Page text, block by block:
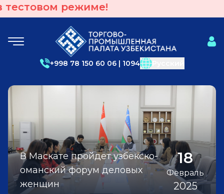
+998 78 150 60 06 | 1094
Анкета по изучению
потребностей предприятий,
имеющих экспортный рынок, в
расширении своей
деятельности!
22
Февраль
2025
Расширяется сотрудничество
между Узбекистаном и ОАЭ в
сфере образования
19
Февраль
2025
В Маскате пройдет узбекско-
оманский форум деловых
женщин
18
Февраль
2025
Обсуждены возможности
развития рынка франчайзинга
в Узбекистане
18
Февраль
2025